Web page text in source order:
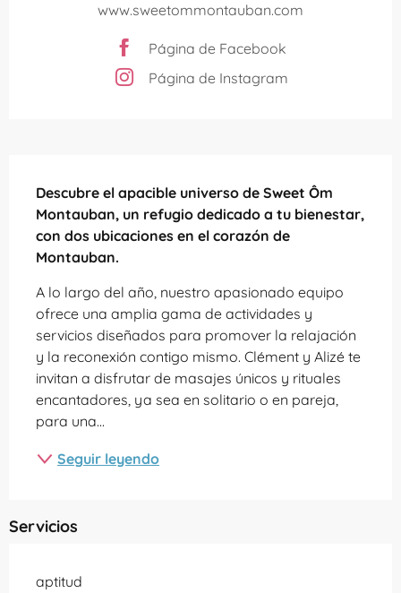
www.sweetommontauban.com
Página de Facebook
Página de Instagram
Descubre el apacible universo de Sweet Ôm
Montauban, un refugio dedicado a tu bienestar,
con dos ubicaciones en el corazón de
Montauban.
A lo largo del año, nuestro apasionado equipo
ofrece una amplia gama de actividades y
servicios diseñados para promover la relajación
y la reconexión contigo mismo. Clément y Alizé te
invitan a disfrutar de masajes únicos y rituales
encantadores, ya sea en solitario o en pareja,
para una...
Seguir leyendo
Servicios
aptitud